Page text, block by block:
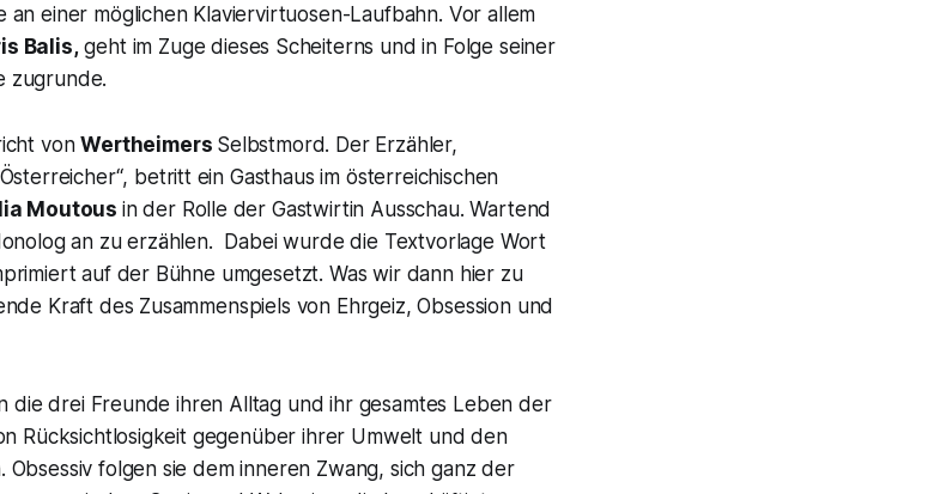
einer möglichen Klaviervirtuosen-Laufbahn. Vor allem
Balis,geht im Zuge dieses Scheiterns und in Folge seiner
zugrunde.
vonWertheimers Selbstmord. Der Erzähler,
Österreicher“, betritt ein Gasthaus im österreichischen
Moutous in der Rolle der Gastwirtin Ausschau. Wartend
an zu erzählen. Dabei wurde die Textvorlage Wort
auf der Bühne umgesetzt. Was wir dann hier zu
Kraft des Zusammenspiels von Ehrgeiz, Obsession und
die drei Freunde ihren Alltag und ihr gesamtes Leben der
Rücksichtlosigkeit gegenüber ihrer Umwelt und den
folgen sie dem inneren Zwang, sich ganz der